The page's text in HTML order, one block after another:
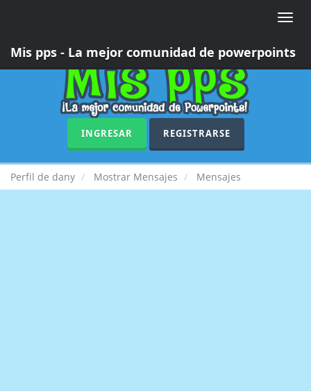
Toggle
Mis pps - La mejor comunidad de powerpoints
INGRESAR REGISTRARSE
Perfil de dany Mostrar Mensajes Mensajes